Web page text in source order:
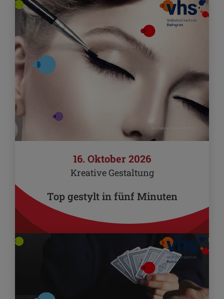
16. Oktober 2026
Kreative Gestaltung
Top gestylt in fünf Minuten